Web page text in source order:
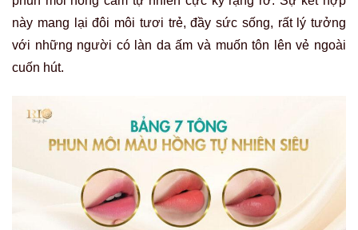
này mang lại đôi môi tươi trẻ, đầy sức sống, rất lý tưởng
với những người có làn da ấm và muốn tôn lên vẻ ngoài
cuốn hút.